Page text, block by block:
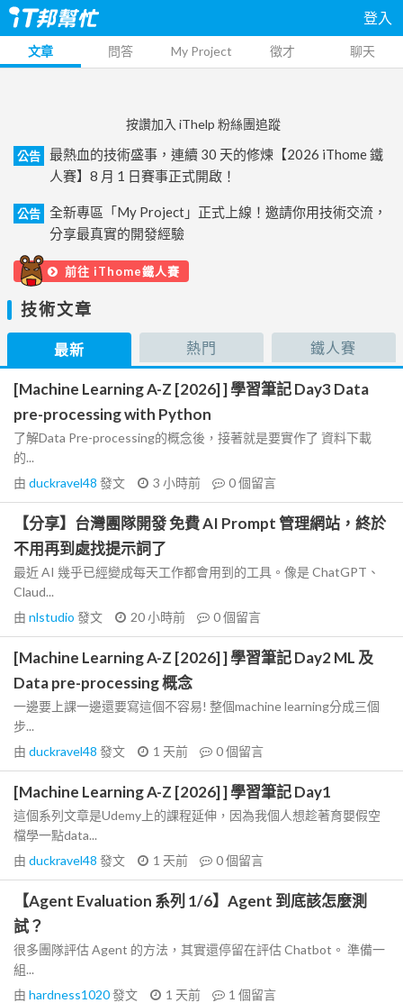
登入
文章 問答 My Project 徵才 聊天
按讚加入 iThelp 粉絲團追蹤
公告
最熱血的技術盛事，連續 30 天的修煉【2026 iThome 鐵
人賽】8 月 1 日賽事正式開啟！
公告
全新專區「My Project」正式上線！邀請你用技術交流，
分享最真實的開發經驗
前往 iThome鐵人賽
技術文章
最新 熱門 鐵人賽
[Machine Learning A-Z [2026] ] 學習筆記 Day3 Data
pre-processing with Python
了解Data Pre-processing的概念後，接著就是要實作了 資料下載
的...
由 duckravel48 發文 3 小時前 0個留言
【分享】台灣團隊開發 免費 AI Prompt 管理網站，終於
不用再到處找提示詞了
最近 AI 幾乎已經變成每天工作都會用到的工具。像是 ChatGPT、
Claud...
由 nlstudio 發文 20 小時前 0個留言
[Machine Learning A-Z [2026] ] 學習筆記 Day2 ML 及
Data pre-processing 概念
一邊要上課一邊還要寫這個不容易! 整個machine learning分成三個
步...
由 duckravel48 發文 1 天前 0個留言
[Machine Learning A-Z [2026] ] 學習筆記 Day1
這個系列文章是Udemy上的課程延伸，因為我個人想趁著育嬰假空
檔學一點data...
由 duckravel48 發文 1 天前 0個留言
【Agent Evaluation 系列 1/6】Agent 到底該怎麼測
試？
很多團隊評估 Agent 的方法，其實還停留在評估 Chatbot。 準備一
組...
由 hardness1020發文 1 天前 1 個留言